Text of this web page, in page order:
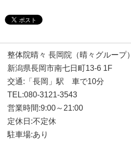
整体院晴々 長岡院（晴々グループ）
新潟県長岡市南七日町13-6 1F
交通:「長岡」駅 車で10分
TEL:080-3121-3543
営業時間:9:00～21:00
定休日:不定休
駐車場:あり